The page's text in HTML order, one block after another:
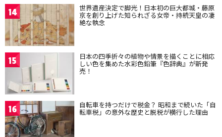
14 世界遺産決定で脚光！日本初の巨大都城・藤原
京を創り上げた知られざる女帝・持統天皇の凄
絶な執念
15 日本の四季折々の植物や情景を描くことに相応
しい色を集めた水彩色鉛筆『色辞典』が新発
売！
16 自転車を持つだけで税金？ 昭和まで続いた「自
転車税」の意外な歴史と脱税が横行した理由